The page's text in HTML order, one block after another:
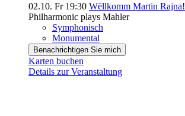
02.10. Fr 19:30 Wëllkomm Martin Rajna!
Philharmonic plays Mahler
Symphonisch
Monumental
Benachrichtigen Sie mich
Karten buchen
Details zur Veranstaltung